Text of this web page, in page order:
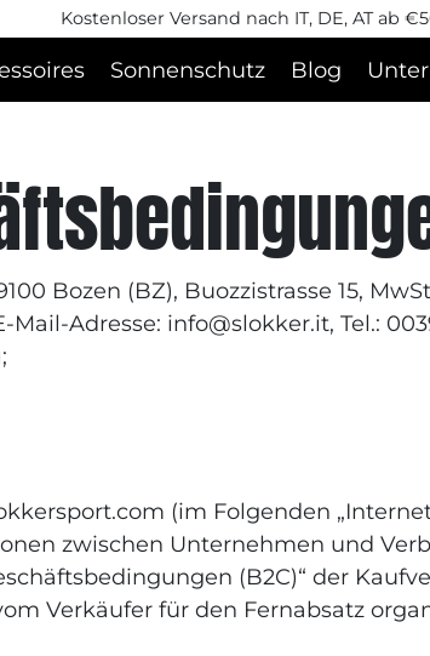
Kostenloser Versand nach IT, DE, AT ab
Sonnenschutz Blog
Bozen (BZ), Buozzistrasse 15,
Adresse: info@slokker.it, Tel.:
(im Folgenden
zwischen Unternehmen und
(B2C)“ der
Verkäufer für den Fernabsatz